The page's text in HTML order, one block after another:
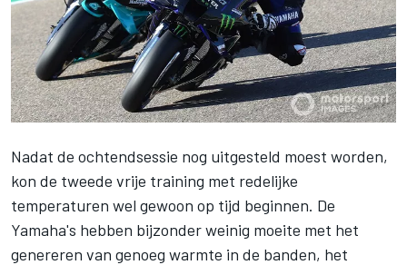
Nadat de ochtendsessie nog uitgesteld moest worden,
kon de tweede vrije training met redelijke
temperaturen wel gewoon op tijd beginnen. De
Yamaha's hebben bijzonder weinig moeite met het
genereren van genoeg warmte in de banden, het